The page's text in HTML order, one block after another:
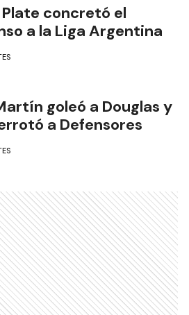
Plate concretó el
a la Liga Argentina
goleó a Douglas y
a Defensores